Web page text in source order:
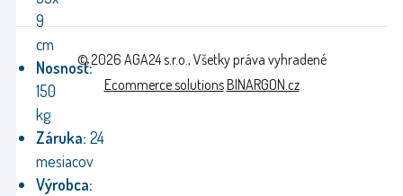
9
cm
Nosnosť:
150
kg
Záruka: 24
mesiacov
Výrobca:
© 2026 AGA24 s.r.o., Všetky práva vyhradené
Ecommerce solutionsBINARGON.cz